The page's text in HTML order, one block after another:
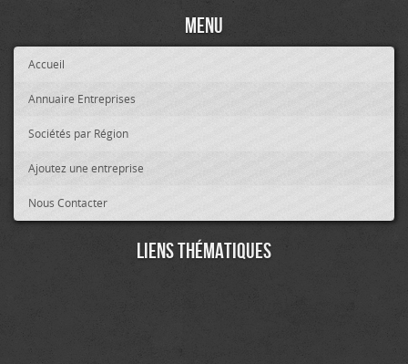
Menu
Accueil
Annuaire Entreprises
Sociétés par Région
Ajoutez une entreprise
Nous Contacter
Liens thématiques